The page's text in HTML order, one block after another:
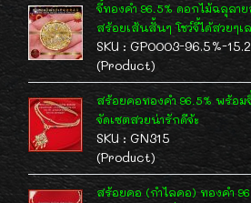
จี้ทองคำ 96.5% ดอกไม้ฉลุล
สร้อยเส้นสั้นๆ โชว์จี้ได้สวยๆเ
SKU : GP0003-96.5%-
(Product)
สร้อยคอทองคำ 96.5% พร้อม
จัดเซตสวยน่ารักดีจ้ะ
SKU : GN315
(Product)
สร้อยคอ (กำไลคอ) ทองคำ